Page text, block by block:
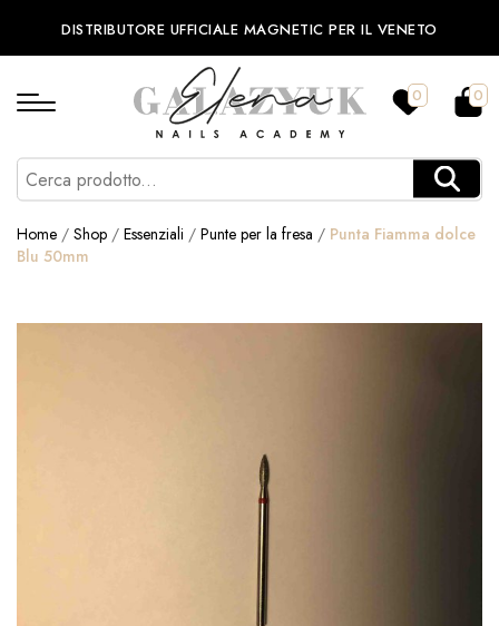
DISTRIBUTORE UFFICIALE MAGNETIC PER IL VENETO
0 0
Home / Shop / Essenziali / Punte per la fresa / Punta Fiamma dolce
Blu 50mm